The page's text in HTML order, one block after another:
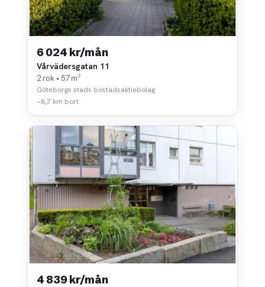
6 024 kr/mån
Vårvädersgatan 11
2 rok • 57 m²
Göteborgs stads bostadsaktiebolag
~8,7 km bort
4 839 kr/mån